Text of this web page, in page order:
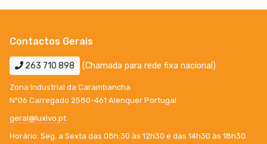
Contactos Gerais
263 710 898 (Chamada para rede fixa nacional)
Zona Industrial da Carambancha
Nº06 Carregado 2580-461 Alenquer Portugal
geral@luxivo.pt
Horário: Seg. a Sexta das 08h:30 às 12h30 e das 14h30 às 18h30.